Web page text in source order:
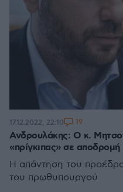
Ανδρουλάκης: Ο κ.
«πρίγκιπας» σε αποδρομή
Η απάντηση του
του πρωθυπουργού
17.12.2022, 22:10 19